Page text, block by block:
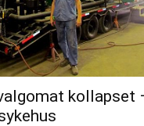
kollapset